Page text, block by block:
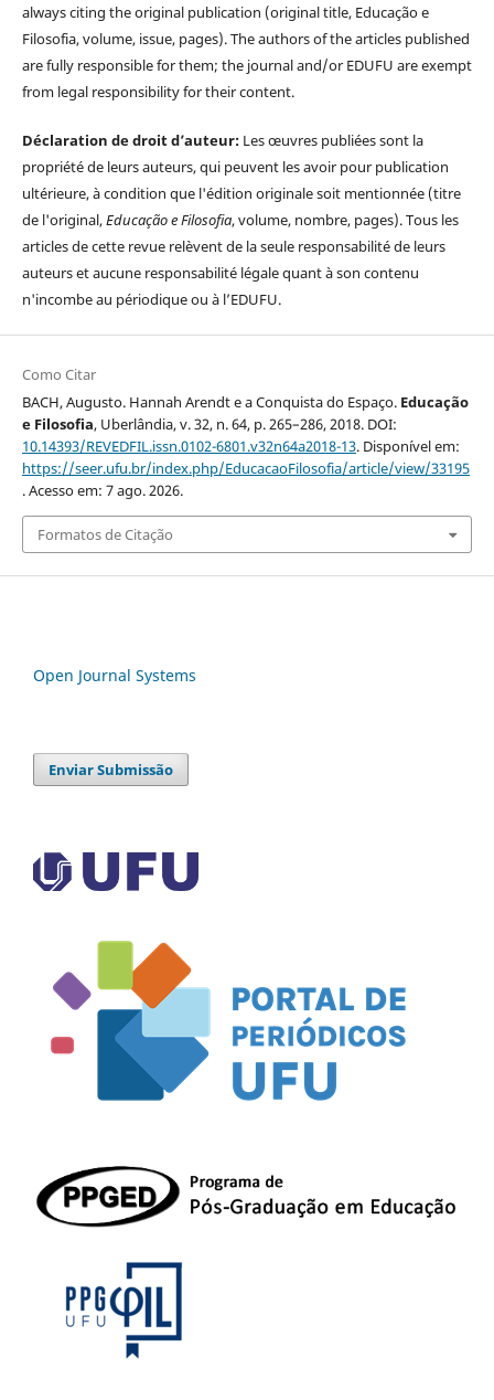
always citing the original publication (original title, Educação e
Filosofia, volume, issue, pages). The authors of the articles published
are fully responsible for them; the journal and/or EDUFU are exempt
from legal responsibility for their content.
Déclaration de droit d’auteur: Les œuvres publiées sont la
propriété de leurs auteurs, qui peuvent les avoir pour publication
ultérieure, à condition que l'édition originale soit mentionnée (titre
de l'original,Educação e Filosofia, volume, nombre, pages). Tous les
articles de cette revue relèvent de la seule responsabilité de leurs
auteurs et aucune responsabilité légale quant à son contenu
n'incombe au périodique ou à l’EDUFU.
Como Citar
BACH, Augusto. Hannah Arendt e a Conquista do Espaço. Educação
e Filosofia, Uberlândia, v. 32, n. 64, p. 265–286, 2018. DOI:
10.14393/REVEDFIL.issn.0102-6801.v32n64a2018-13. Disponível em:
https://seer.ufu.br/index.php/EducacaoFilosofia/article/view/33195
. Acesso em: 7 ago. 2026.
Formatos de Citação
Open Journal Systems
Enviar Submissão